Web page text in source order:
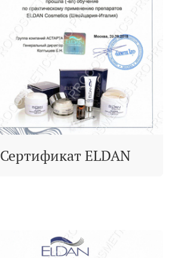
Сертификат ELDAN